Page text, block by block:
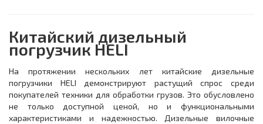
Китайский дизельный
погрузчик HELI
На протяжении нескольких лет китайские дизельные
погрузчики HELI демонстрируют растущий спрос среди
покупателей техники для обработки грузов. Это обусловлено
не только доступной ценой, но и функциональными
характеристиками и надежностью. Дизельные вилочные